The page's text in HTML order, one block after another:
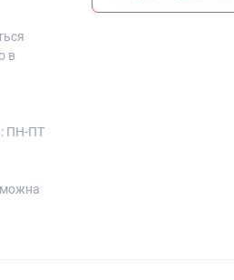
в
ПН-ПТ
можна